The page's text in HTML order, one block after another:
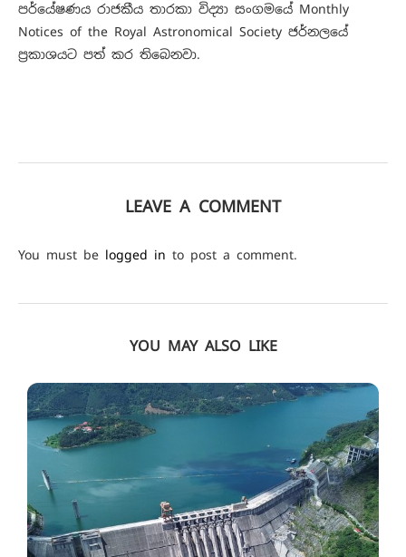
පර්යේෂණය රාජකීය තාරකා විද්‍යා සංගමයේ Monthly
Notices of the Royal Astronomical Society ජර්නලයේ
ප්‍රකාශයට පත් කර තිබෙනවා.
LEAVE A COMMENT
You must be logged in to post a comment.
YOU MAY ALSO LIKE